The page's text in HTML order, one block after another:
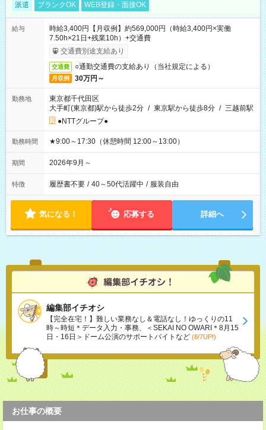
派遣 ブランクOK WEB登録・面接OK
給与
時給3,400円【月収例】約569,000円（時給3,400円×実働
7.50h×21日+残業10h）+交通費
交通費別途支給あり
交通費 ○通勤交通費の支給あり（当社規定による）
月収例 30万円～
勤務地
東京都千代田区
大手町(東京都)駅から徒歩2分 / 東京駅から徒歩8分 / 三越前駅
●NTTグループ●
勤務時間 ★9:00～17:30（休憩時間 12:00～13:00）
期間 2026年9月～
特徴 履歴書不要 / 40～50代活躍中 / 服装自由
気になる！ 応募する 詳細へ
編集部イチオシ
【完全在宅！】難しい業務なし＆電話なし！ゆっくりの11
時～時短＊データ入力・事務、＜SEKAI NO OWARI＊8月15
日・16日＞ドーム公演のサポートバイトなど (8/7UP!)
お仕事の概要